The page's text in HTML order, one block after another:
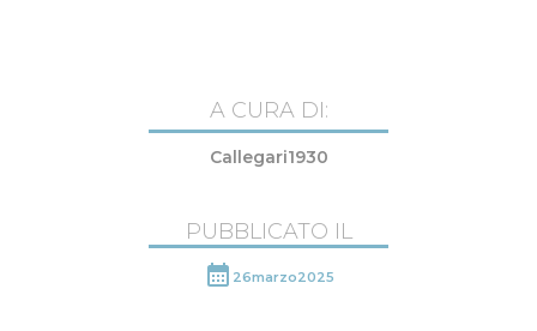
A CURA DI:
Callegari1930
PUBBLICATO IL
26marzo2025